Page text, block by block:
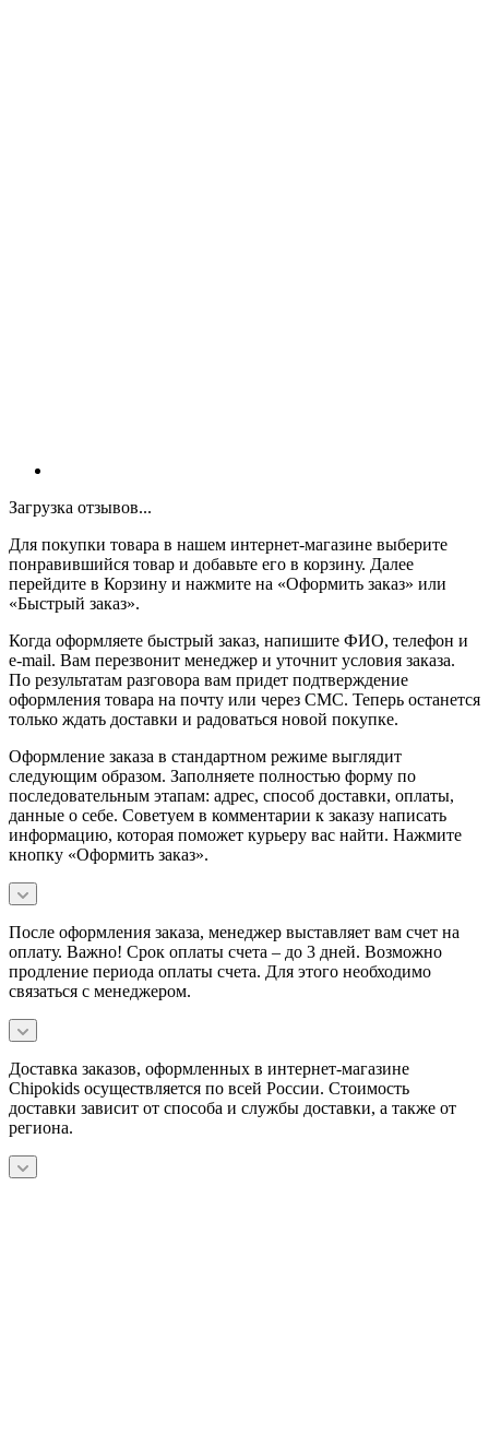
Загрузка отзывов...
Для покупки товара в нашем интернет-магазине выберите
понравившийся товар и добавьте его в корзину. Далее
перейдите в Корзину и нажмите на «Оформить заказ» или
«Быстрый заказ».
Когда оформляете быстрый заказ, напишите ФИО, телефон и
e-mail. Вам перезвонит менеджер и уточнит условия заказа.
По результатам разговора вам придет подтверждение
оформления товара на почту или через СМС. Теперь останется
только ждать доставки и радоваться новой покупке.
Оформление заказа в стандартном режиме выглядит
следующим образом. Заполняете полностью форму по
последовательным этапам: адрес, способ доставки, оплаты,
данные о себе. Советуем в комментарии к заказу написать
информацию, которая поможет курьеру вас найти. Нажмите
кнопку «Оформить заказ».
После оформления заказа, менеджер выставляет вам счет на
оплату. Важно! Срок оплаты счета – до 3 дней. Возможно
продление периода оплаты счета. Для этого необходимо
связаться с менеджером.
Доставка заказов, оформленных в интернет-магазине
Chipokids осуществляется по всей России. Стоимость
доставки зависит от способа и службы доставки, а также от
региона.